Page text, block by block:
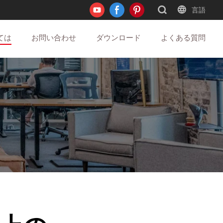
言語
は お問い合わせ ダウンロード よくある質問